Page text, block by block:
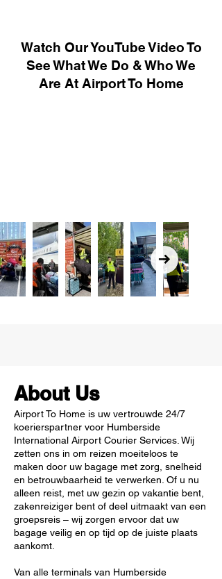
Watch Our YouTube Video To
See What We Do & Who We
Are At Airport To Home
About Us
Airport To Home is uw vertrouwde 24/7
koerierspartner voor Humberside
International Airport Courier Services. Wij
zetten ons in om reizen moeiteloos te
maken door uw bagage met zorg, snelheid
en betrouwbaarheid te verwerken. Of u nu
alleen reist, met uw gezin op vakantie bent,
zakenreiziger bent of deel uitmaakt van een
groepsreis – wij zorgen ervoor dat uw
bagage veilig en op tijd op de juiste plaats
aankomt.
Van alle terminals van Humberside